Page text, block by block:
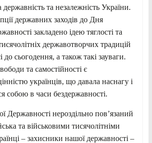
державність та незалежність України.
державних заходів до Дня
закладено ідею тяглості та
державотворчих традицій
до сьогодення, а також такі зауваги.
та самостійності є
українців, що давала наснагу і
собою в часи бездержавності.
Державності нероздільно пов’язаний
та військовими тисячолітніми
– захисники нашої державності –